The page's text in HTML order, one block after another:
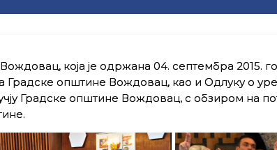
која је одржана 04. септембра 2015.
Градске општине Вождовац, као и Одлуку о
Градске општине Вождовац, с обзиром на